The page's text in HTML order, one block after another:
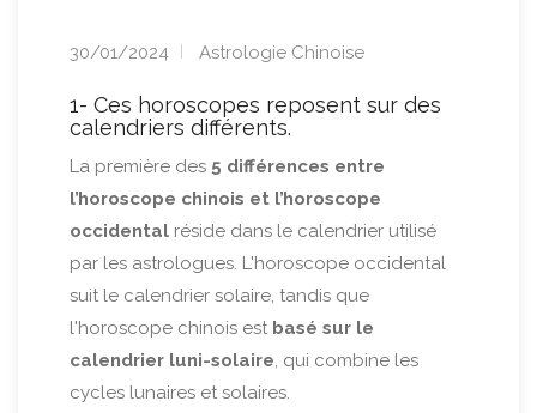
30/01/2024 Astrologie Chinoise
1- Ces horoscopes reposent sur des
calendriers différents.
La première des 5 différences entre
l’horoscope chinois et l’horoscope
occidental réside dans le calendrier utilisé
par les astrologues. L'horoscope occidental
suit le calendrier solaire, tandis que
l'horoscope chinois est basé sur le
calendrier luni-solaire, qui combine les
cycles lunaires et solaires.